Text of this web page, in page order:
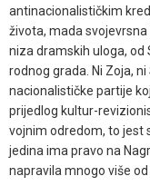
antinacionalističkim
života, mada
niza dramskih uloga, od
rodnog grada. Ni Zoja,
nacionalističke partije
prijedlog kultur-
vojnim odredom, to jest
jedina ima pravo na
napravila mnogo više